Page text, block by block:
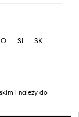
SI
SK
i należy do